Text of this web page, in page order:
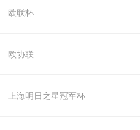
欧联杯
欧协联
上海明日之星冠军杯